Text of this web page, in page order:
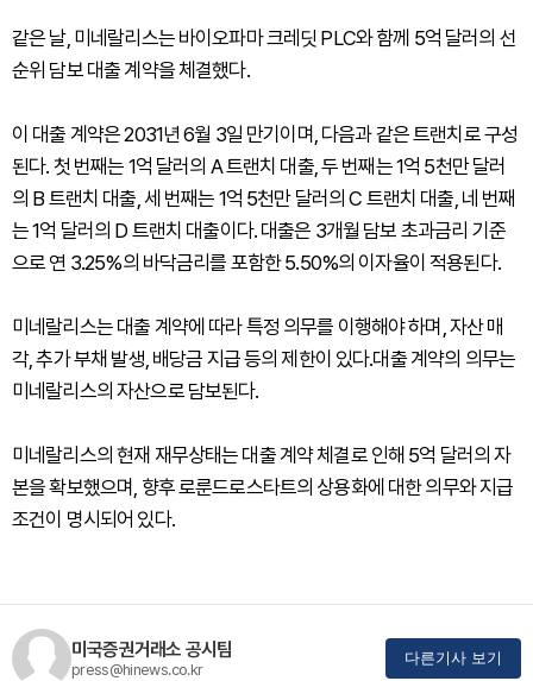
같은 날, 미네랄리스는 바이오파마 크레딧 PLC와 함께 5억 달러의 선
순위 담보 대출 계약을 체결했다.
이 대출 계약은 2031년 6월 3일 만기이며, 다음과 같은 트랜치로 구성
된다. 첫 번째는 1억 달러의 A 트랜치 대출, 두 번째는 1억 5천만 달러
의 B 트랜치 대출, 세 번째는 1억 5천만 달러의 C 트랜치 대출, 네 번째
는 1억 달러의 D 트랜치 대출이다. 대출은 3개월 담보 초과금리 기준
으로 연 3.25%의 바닥금리를 포함한 5.50%의 이자율이 적용된다.
미네랄리스는 대출 계약에 따라 특정 의무를 이행해야 하며, 자산 매
각, 추가 부채 발생, 배당금 지급 등의 제한이 있다.대출 계약의 의무는
미네랄리스의 자산으로 담보된다.
미네랄리스의 현재 재무상태는 대출 계약 체결로 인해 5억 달러의 자
본을 확보했으며, 향후 로룬드로스타트의 상용화에 대한 의무와 지급
조건이 명시되어 있다.
미국증권거래소 공시팀
press@hinews.co.kr
다른기사 보기